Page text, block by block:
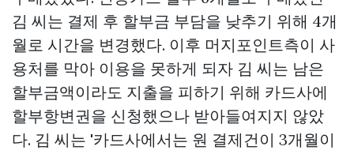
김 씨는 결제 후 할부금 부담을 낮추기 위해 4개
월로 시간을 변경했다. 이후 머지포인트측이 사
용처를 막아 이용을 못하게 되자 김 씨는 남은
할부금액이라도 지출을 피하기 위해 카드사에
할부항변권을 신청했으나 받아들여지지 않았
다. 김 씨는 '카드사에서는 원 결제건이 3개월이